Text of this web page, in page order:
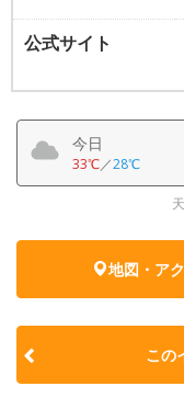
公式サイト
今日
33℃／28℃
地図・ア
この